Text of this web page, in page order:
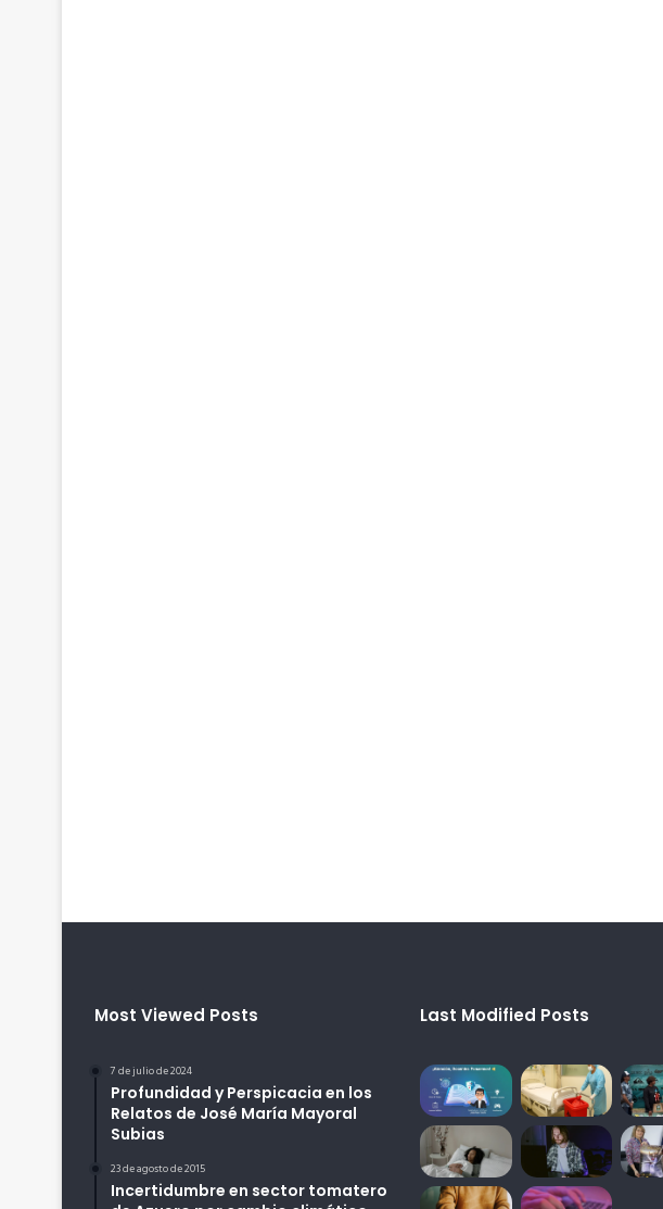
Most Viewed Posts
7 de julio de 2024
Profundidad y Perspicacia en los
Relatos de José María Mayoral
Subias
23 de agosto de 2015
Incertidumbre en sector tomatero
Last Modified Posts